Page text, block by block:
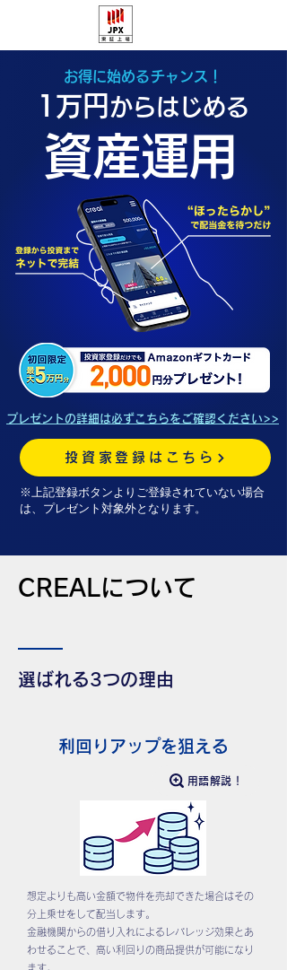
お得に始めるチャンス！
1万円 からはじめる
資産運用
プレゼントの詳細は必ずこちらをご確認ください>>
投資家登録はこちら
※上記登録ボタンよりご登録されていない場合
は、プレゼント対象外となります。
CREALについて
選ばれる3つの理由
利回りアップを狙える
用語解説！
想定よりも高い金額で物件を売却できた場合はその
分上乗せをして配当します。
金融機関からの借り入れによるレバレッジ効果とあ
わせることで、高い利回りの商品提供が可能になり
ます。